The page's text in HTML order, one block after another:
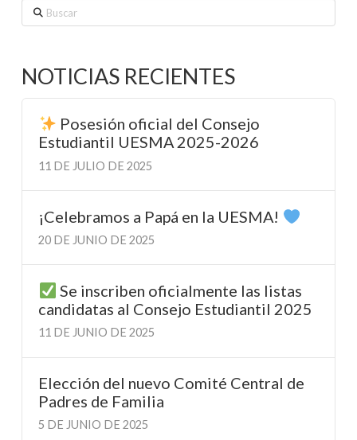
Buscar
NOTICIAS RECIENTES
Posesión oficial del Consejo
Estudiantil UESMA 2025-2026
11 DE JULIO DE 2025
¡Celebramos a Papá en la UESMA!
20 DE JUNIO DE 2025
Se inscriben oficialmente las listas
candidatas al Consejo Estudiantil 2025
11 DE JUNIO DE 2025
Elección del nuevo Comité Central de
Padres de Familia
5 DE JUNIO DE 2025